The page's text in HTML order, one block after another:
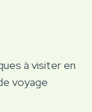
à visiter en
voyage